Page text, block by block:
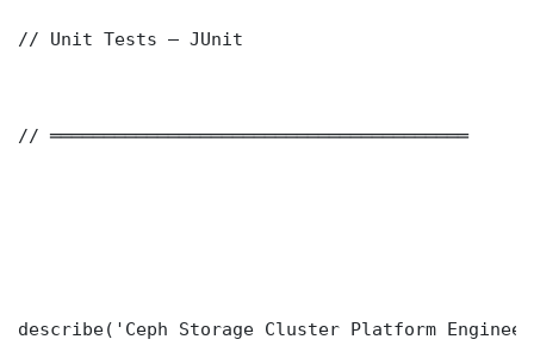
// Unit Tests — JUnit
// ═══════════════════════════════════════
describe('Ceph Storage Cluster Platform